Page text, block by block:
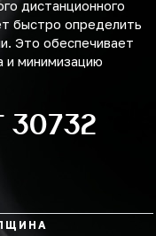
дистанционного
быстро определить
Это обеспечивает
и минимизацию
30732